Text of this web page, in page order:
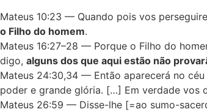
Mateus 10:23 — Quando pois vos
o Filho do homem.
Mateus 16:27–28 — Porque o Filho do
digo, alguns dos que aqui estão não
Mateus 24:30,34 — Então aparecerá no
poder e grande glória. […] Em verdade vos
Mateus 26:59 — Disse-lhe [=ao sumo-